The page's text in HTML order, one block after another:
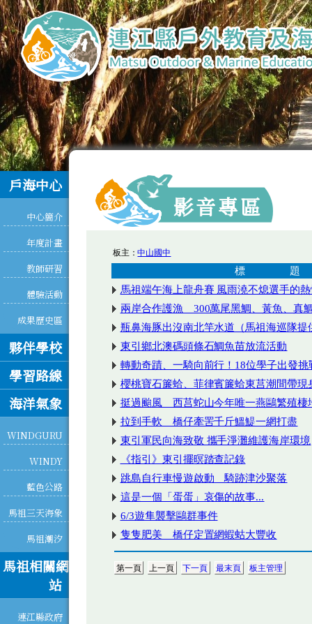
戶海中心
中心簡介
年度計畫
教師研習
體驗活動
成果歷史區
夥伴學校
學習路線
海洋氣象
WINDGURU
WINDY
藍色公路
馬祖三天海象
馬祖潮汐
馬祖相關網
站
連江縣政府
影音專區